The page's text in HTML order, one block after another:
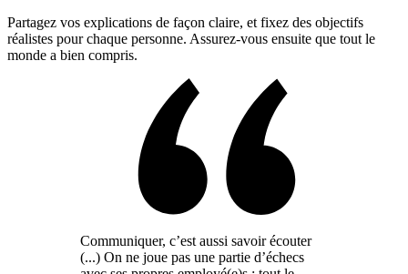
Partagez vos explications de façon claire, et fixez des objectifs
réalistes pour chaque personne. Assurez-vous ensuite que tout le
monde a bien compris.
Communiquer, c’est aussi savoir écouter
(...) On ne joue pas une partie d’échecs